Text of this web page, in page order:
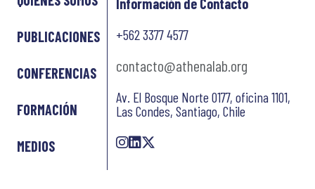
PUBLICACIONES
CONFERENCIAS
FORMACIÓN
MEDIOS
Información de Contacto
+562 3377 4577
contacto@athenalab.org
Av. El Bosque Norte 0177, oficina 1101,
Las Condes, Santiago, Chile